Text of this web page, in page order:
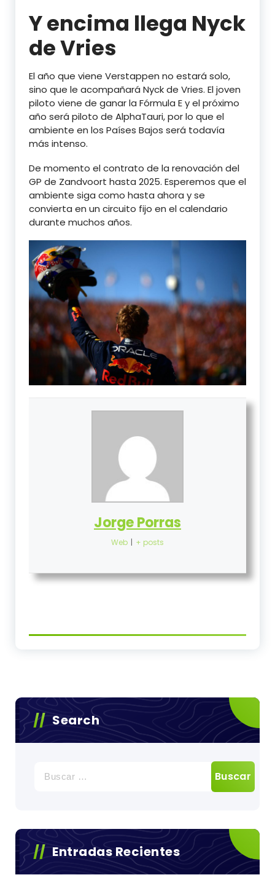
Y encima llega Nyck
de Vries
El año que viene Verstappen no estará solo,
sino que le acompañará Nyck de Vries. El joven
piloto viene de ganar la Fórmula E y el próximo
año será piloto de AlphaTauri, por lo que el
ambiente en los Países Bajos será todavía
más intenso.
De momento el contrato de la renovación del
GP de Zandvoort hasta 2025. Esperemos que el
ambiente siga como hasta ahora y se
convierta en un circuito fijo en el calendario
durante muchos años.
Jorge Porras
Web | + posts
Search
Entradas Recientes